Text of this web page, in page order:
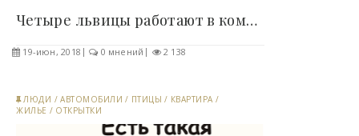
Четыре львицы работают в команде, чтобы добыть..
19-июн, 2018 0 мнений 2 138
ЛЮДИ /АВТОМОБИЛИ / ПТИЦЫ / КВАРТИРА /
ЖИЛЬЕ / ОТКРЫТКИ